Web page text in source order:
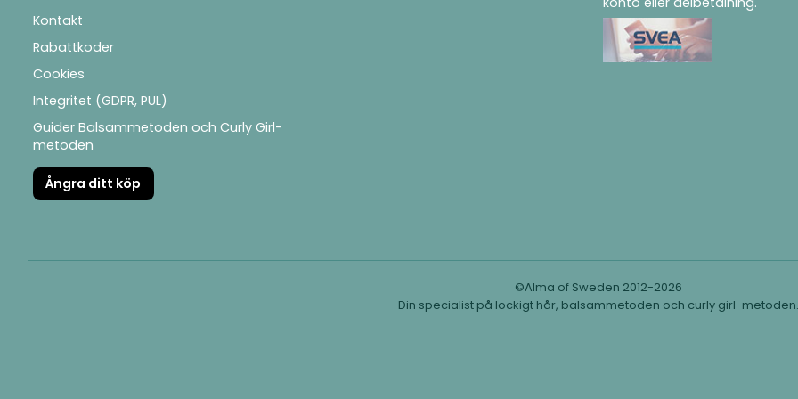
Kontakt
Rabattkoder
Cookies
Integritet (GDPR, PUL)
Guider Balsammetoden och Curly Girl-
metoden
Ångra ditt köp
©Alma of Sweden 2012-2026
Din specialist på lockigt hår, balsammetoden och curly girl-metoden.